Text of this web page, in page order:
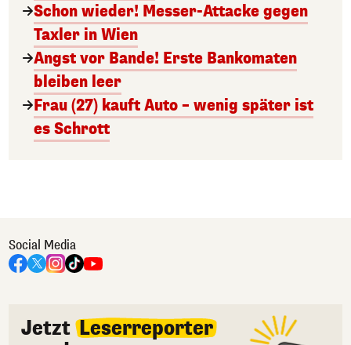
Schon wieder! Messer-Attacke gegen
Taxler in Wien
Angst vor Bande! Erste Bankomaten
bleiben leer
Frau (27) kauft Auto – wenig später ist
es Schrott
Social Media
Jetzt Leserreporter